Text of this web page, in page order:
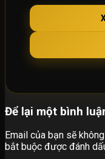
Để lại một bình
Email của bạn sẽ
bắt buộc được đánh